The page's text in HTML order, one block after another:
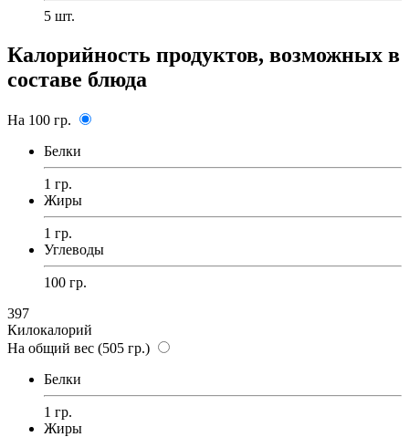
5 шт.
Калорийность продуктов, возможных в
составе блюда
На 100 гр.
Белки
1 гр.
Жиры
1 гр.
Углеводы
100 гр.
397
Килокалорий
На общий вес (505 гр.)
Белки
1 гр.
Жиры